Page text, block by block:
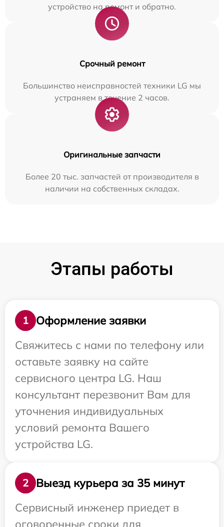
устройство на ремонт и обратно.
Срочный ремонт
Большинство неисправностей техники LG мы
устраняем в течение 2 часов.
Оригинальные запчасти
Более 20 тыс. запчастей от производителя в
наличии на собственных складах.
Этапы работы
1
Оформление заявки
Свяжитесь с нами по телефону или
оставьте заявку на сайте
сервисного центра LG. Наш
консультант перезвонит Вам для
уточнения индивидуальных
условий ремонта Вашего
устройства LG.
2
Выезд курьера за 35 минут
Сервисный инженер приедет в
оговоренные сроки для